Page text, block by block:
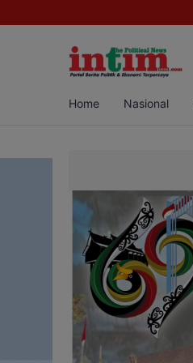
Bun, Dua Pelaku Diamankan
Home Nasional